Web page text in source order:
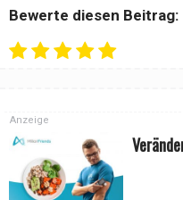
Bewerte diesen Beitrag:
Anzeige